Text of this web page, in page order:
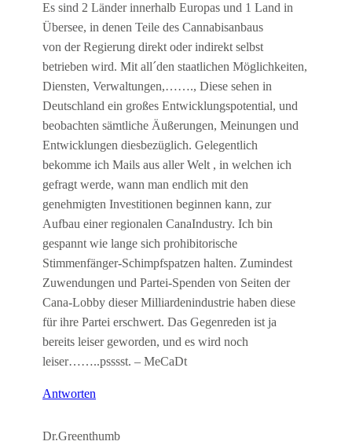
Es sind 2 Länder innerhalb Europas und 1 Land in
Übersee, in denen Teile des Cannabisanbaus
von der Regierung direkt oder indirekt selbst
betrieben wird. Mit all´den staatlichen Möglichkeiten,
Diensten, Verwaltungen,……., Diese sehen in
Deutschland ein großes Entwicklungspotential, und
beobachten sämtliche Äußerungen, Meinungen und
Entwicklungen diesbezüglich. Gelegentlich
bekomme ich Mails aus aller Welt , in welchen ich
gefragt werde, wann man endlich mit den
genehmigten Investitionen beginnen kann, zur
Aufbau einer regionalen CanaIndustry. Ich bin
gespannt wie lange sich prohibitorische
Stimmenfänger-Schimpfspatzen halten. Zumindest
Zuwendungen und Partei-Spenden von Seiten der
Cana-Lobby dieser Milliardenindustrie haben diese
für ihre Partei erschwert. Das Gegenreden ist ja
bereits leiser geworden, und es wird noch
leiser……..psssst. – MeCaDt
Antworten
Dr.Greenthumb